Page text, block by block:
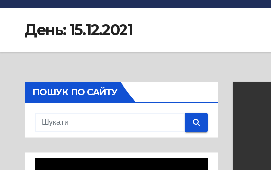
День:15.12.2021
ПОШУК ПО САЙТУ